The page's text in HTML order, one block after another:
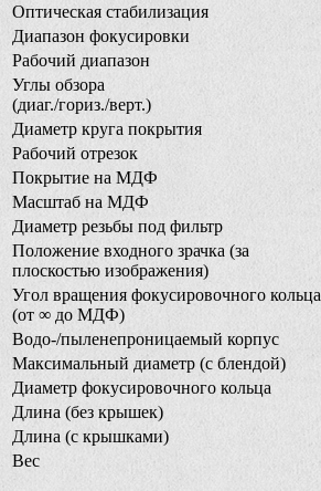
Оптическая стабилизация
Диапазон фокусировки
Рабочий диапазон
Углы обзора
(диаг./гориз./верт.)
Диаметр круга покрытия
Рабочий отрезок
Покрытие на МДФ
Масштаб на МДФ
Диаметр резьбы под фильтр
Положение входного зрачка (за
плоскостью изображения)
Угол вращения фокусировочного кольца
(от ∞ до МДФ)
Водо-/пыленепроницаемый корпус
Максимальный диаметр (с блендой)
Диаметр фокусировочного кольца
Длина (без крышек)
Длина (с крышками)
Вес